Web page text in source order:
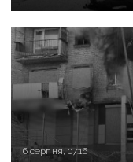
критично
6 серпня, 07:16